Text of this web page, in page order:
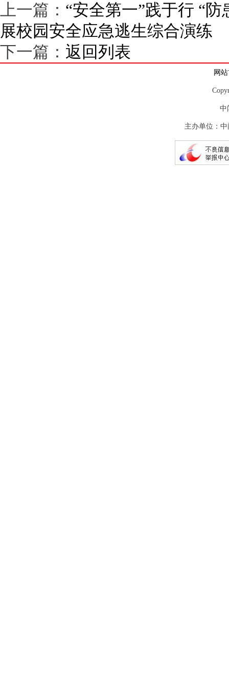
上一篇： “安全第一”践于行 “
展校园安全应急逃生综合演练
下一篇： 返回列表
网
中
主办单位：